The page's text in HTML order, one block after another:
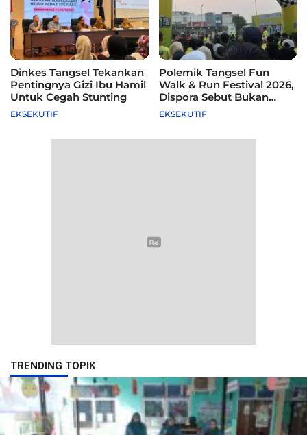
Dinkes Tangsel Tekankan
Pentingnya Gizi Ibu Hamil
Untuk Cegah Stunting
EKSEKUTIF
Polemik Tangsel Fun
Walk & Run Festival 2026,
Dispora Sebut Bukan
Agenda Pemkot
EKSEKUTIF
TRENDING TOPIK